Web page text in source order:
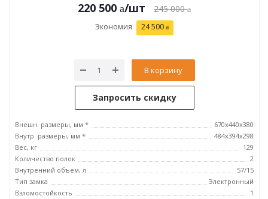
220 500 /шт 245 000
Экономия 24 500
В корзину
Запросить скидку
Внешн. размеры, мм *
670х440х380
Внутр. размеры, мм *
484х394х298
Вес, кг
129
Количество полок
2
Внутренний объем, л
57/15
Тип замка
Электронный
Взломостойкость
1